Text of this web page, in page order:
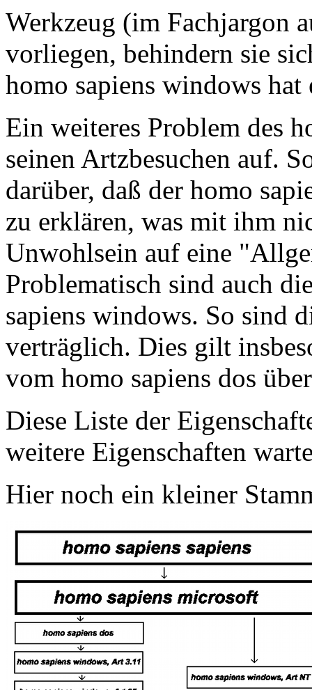
Werkzeug (im Fachjargon
vorliegen, behindern sie
homo sapiens windows
Ein weiteres Problem des
seinen Artzbesuchen auf.
darüber, daß der homo
zu erklären, was mit ihm
Unwohlsein auf eine
Problematisch sind auch
sapiens windows. So sind
verträglich. Dies gilt
vom homo sapiens dos
Diese Liste der
weitere Eigenschaften
Hier noch ein kleiner